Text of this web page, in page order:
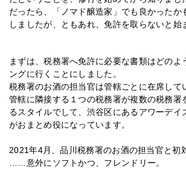
だったら、「ノマド醸造家」でも良かった
しましたが、ともあれ、免許を取らないと始
まずは、税務署へ免許に必要な書類はどのよ
ングに行くことにしました。
税務署のお酒の担当官は管轄ごとに在席して
管轄に隣接する１つの税務署が複数の税務署
るスタイルでして、渋谷区にあるアワーデイ
がおまとめ役になっています。
2021年4月、品川税務署のお酒の担当官と初
……意外にソフトかつ、フレンドリー。